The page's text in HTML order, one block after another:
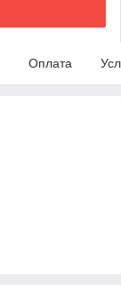
Оплата